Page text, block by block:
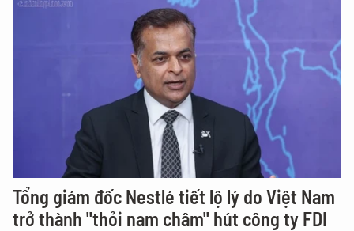
Tổng giám đốc Nestlé tiết lộ lý do Việt Nam
trở thành "thỏi nam châm" hút công ty FDI